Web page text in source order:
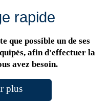
rapide
que possible un de ses
afin d'effectuer la
avez besoin.
plus